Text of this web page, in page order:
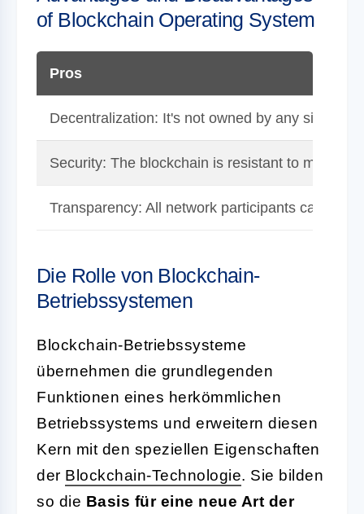
of Blockchain Operating System
Pros
Decentralization: It's not owned by any single
Security: The blockchain is resistant to
Transparency: All network participants can view
Die Rolle von Blockchain-
Betriebssystemen
Blockchain-Betriebssysteme
übernehmen die grundlegenden
Funktionen eines herkömmlichen
Betriebssystems und erweitern diesen
Kern mit den speziellen Eigenschaften
der Blockchain-Technologie. Sie bilden
so die Basis für eine neue Art der